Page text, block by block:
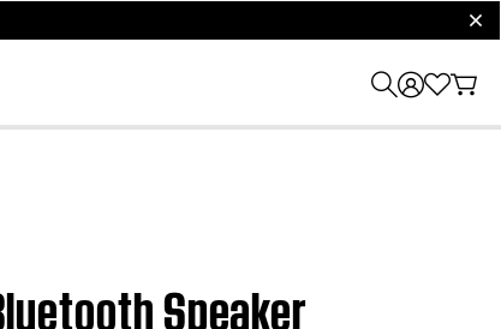
Speaker